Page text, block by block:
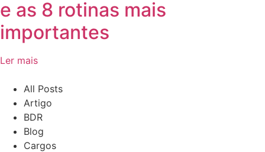
e as 8 rotinas mais
importantes
Ler mais
All Posts
Artigo
BDR
Blog
Cargos